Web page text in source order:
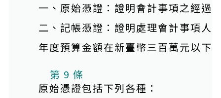
一、原始憑證：證明會計事項之經過
二、記帳憑證：證明處理會計事項人
年度預算金額在新臺幣三百萬元以下
第 9 條
原始憑證包括下列各種：